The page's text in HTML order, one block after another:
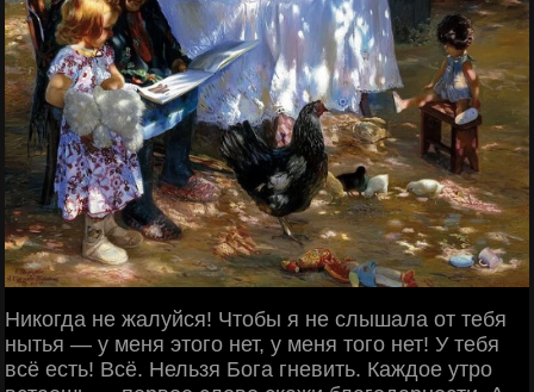
Никогда не жалуйся! Чтобы я не слышала от тебя
нытья — у меня этого нет, у меня того нет! У тебя
всё есть! Всё. Нельзя Бога гневить. Каждое утро